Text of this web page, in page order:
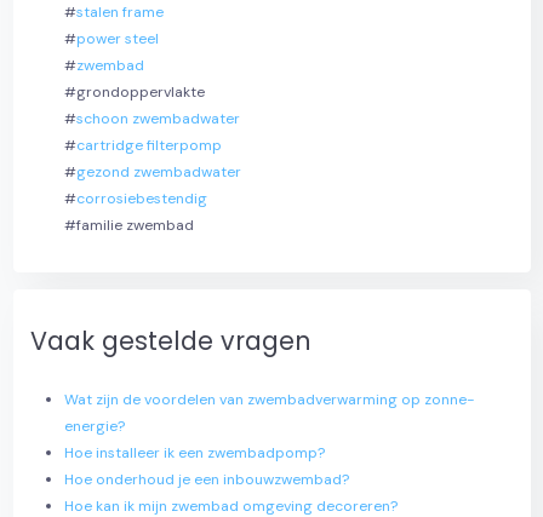
#stalen frame
#power steel
#zwembad
#grondoppervlakte
#schoon zwembadwater
#cartridge filterpomp
#gezond zwembadwater
#corrosiebestendig
#familie zwembad
Vaak gestelde vragen
Wat zijn de voordelen van zwembadverwarming op zonne-
energie?
Hoe installeer ik een zwembadpomp?
Hoe onderhoud je een inbouwzwembad?
Hoe kan ik mijn zwembad omgeving decoreren?